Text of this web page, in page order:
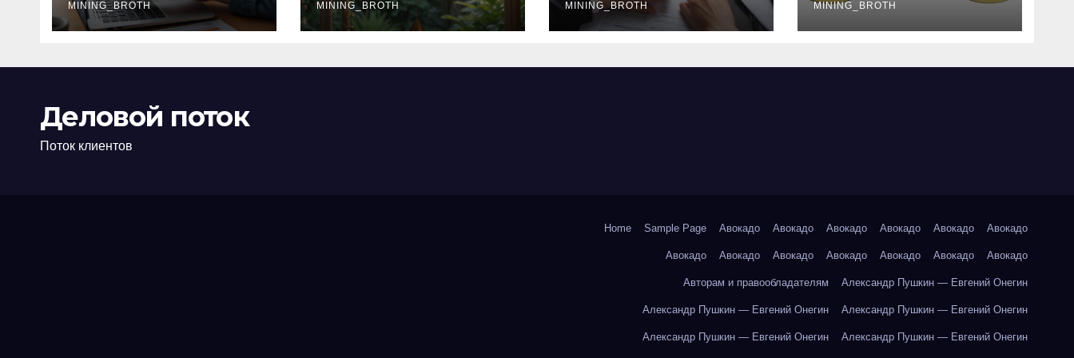
офис: порядок,
требования и
MINING_BROTH
колокольчиков
MINING_BROTH
ставки и
требования к
MINING_BROTH
руководство
MINING_BROTH
Деловой поток
Поток клиентов
Home Sample Page Авокадо Авокадо Авокадо Авокадо Авокадо Авокадо
Авокадо Авокадо Авокадо Авокадо Авокадо Авокадо Авокадо
Авторам и правообладателям Александр Пушкин — Евгений Онегин
Александр Пушкин — Евгений Онегин Александр Пушкин — Евгений Онегин
Александр Пушкин — Евгений Онегин Александр Пушкин — Евгений Онегин